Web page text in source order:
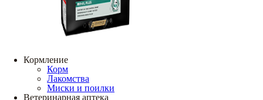
Кормление
Корм
Лакомства
Миски и поилки
Ветеринарная аптека